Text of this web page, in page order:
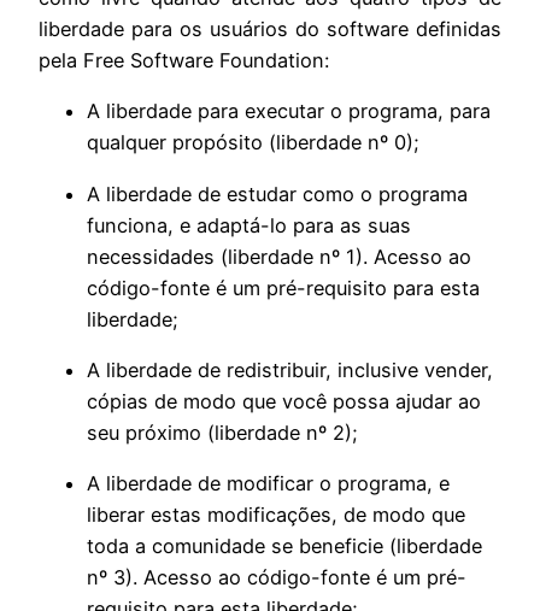
liberdade para os usuários do software definidas
pela Free Software Foundation:
A liberdade para executar o programa, para
qualquer propósito (liberdade nº 0);
A liberdade de estudar como o programa
funciona, e adaptá-lo para as suas
necessidades (liberdade nº 1). Acesso ao
código-fonte é um pré-requisito para esta
liberdade;
A liberdade de redistribuir, inclusive vender,
cópias de modo que você possa ajudar ao
seu próximo (liberdade nº 2);
A liberdade de modificar o programa, e
liberar estas modificações, de modo que
toda a comunidade se beneficie (liberdade
nº 3). Acesso ao código-fonte é um pré-